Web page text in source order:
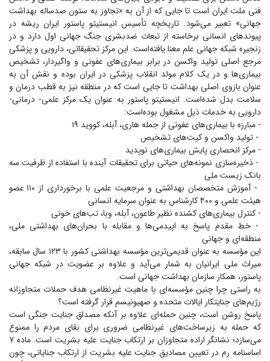
فنی ملت ایران است تا جایی که از آن به «تجاوز به ستون صدساله بهداشت
جهانی» تعبیر می‌شود. تاریخچه تأسیس انیستیتو پاستور ایران ریشه در
پیوند‌های انسانی برخاسته از تبعات ضدبشری جنگ جهانی اول دارد و در
زنجیره شبکه جهانی علم معنا یافته‌است. این مرکز تحقیقاتی، دارویی و پزشکی
مرجع اصلی تولید واکسن در برابر بیماری‌های عفونی و واگیردار، تشخیص
بیماری‌ها و در یک کلام مولد انقلاب پزشکی در ایران بوده و نقش آن به
عنوان بازوی اصلی بهداشت تا جایی است که در منطقه نیز به قطب درمان و
سلامت بدل شده‌است. انیستیتو پاستور به عنوان یک مرکز علمی- درمانی-
دارویی به خدمات ذیل مشغول بوده‌است:
‌- مبارزه با بیماری‌های عفونی از جمله هاری، آبله، کووید ۱۹
- تولید واکسن و کیت‌های تشخیص
‌- مرکز انحصاری پایش بیماری‌های نوپدید
- ذخیره‌سازی نمونه‌های حیاتی برای تحقیقات آینده با استفاده از ظرفیت سه
بانک زیست ملی
- آموزش متخصصان بهداشتی و مرجعیت علمی با برخورداری از ۱۱۰ عضو
هیئت علمی و ۴۰۰ کارشناس به عنوان سرمایه انسانی
‌- کنترل بیماری‌های کشنده نظیر طاعون، آبله، وبا، تب‌های خونی
- خط مقدم پاسخ به اپیدمی‌ها و مقابله با بحران‌های بهداشتی ملی،
منطقه‌ای و جهانی
این مؤسسه به عنوان قدیمی‌ترین مؤسسه بهداشتی کشور با ۱۲۳ سال سابقه،
میراث ملی ایرانیان به شمار می‌آید و علاوه بر عضویت در شبکه جهانی
پاستور، همکار سازمان بهداشت جهانی است.
به راستی چرا چنین مؤسسه‌ای با ماهیت غیرنظامی هدف حملات متجاوزانه
رژیم‌های جنایتکار ایالات متحده و صهیونیسم قرار گرفته است؟
پاسخ روشن است، چنین حمله‌ای علاوه بر آنکه مصداق جنایت جنگی است
که حمله به زیرساخت‌های غیرنظامی ضروری برای بقای مردم را ممنوع
می‌سازد؛ نشانگر اراده متجاوزان بر ارتکاب جنایت علیه بشریت است. ماده ۷
اساسنامه رم در تعیین مصادیق جنایت علیه بشریت از ارتکاب جنایاتی، چون